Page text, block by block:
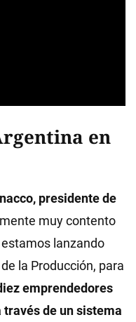
en
presidente de
muy contento
lanzando
la Producción, para
emprendedores
través de un sistema